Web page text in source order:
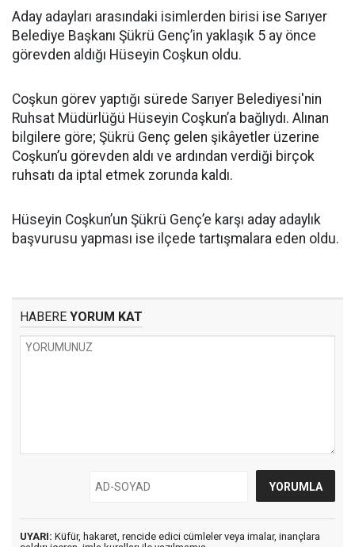
Aday adayları arasındaki isimlerden birisi ise Sarıyer
Belediye Başkanı Şükrü Genç’in yaklaşık 5 ay önce
görevden aldığı Hüseyin Coşkun oldu.
Coşkun görev yaptığı sürede Sarıyer Belediyesi'nin
Ruhsat Müdürlüğü Hüseyin Coşkun’a bağlıydı. Alınan
bilgilere göre; Şükrü Genç gelen şikâyetler üzerine
Coşkun’u görevden aldı ve ardından verdiği birçok
ruhsatı da iptal etmek zorunda kaldı.
Hüseyin Coşkun’un Şükrü Genç’e karşı aday adaylık
başvurusu yapması ise ilçede tartışmalara eden oldu.
HABERE YORUM KAT
UYARI: Küfür, hakaret, rencide edici cümleler veya imalar, inançlara